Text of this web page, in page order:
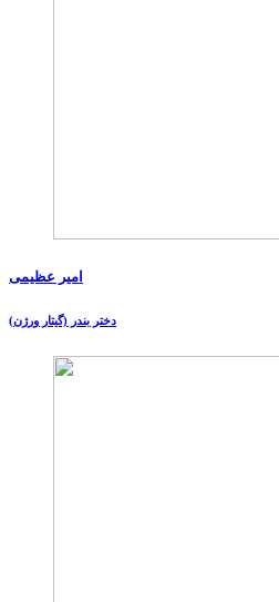
امیر عظیمی
دختر بندر (گیتار ورژن)